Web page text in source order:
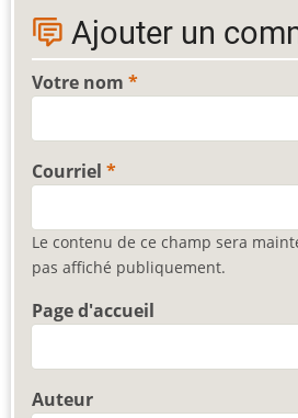
Ajouter un
Votre nom
Courriel
Le contenu de ce champ sera
pas affiché publiquement.
Page d'accueil
Auteur